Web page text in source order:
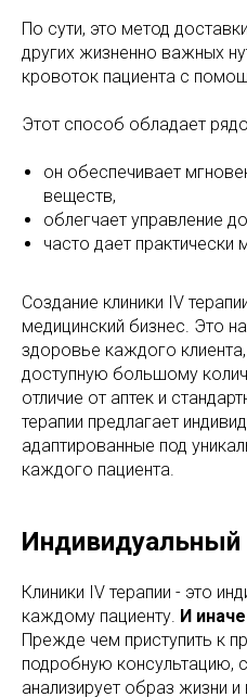
По сути, это метод
других жизненно важных
кровоток пациента с
Этот способ обладает
он обеспечивает
веществ,
облегчает управление
часто дает
Создание клиники IV
медицинский бизнес. Это
здоровье каждого
доступную большому
отличие от аптек и
терапии предлагает
адаптированные под
каждого пациента.
Индивидуальный
Клиники IV терапии - это
каждому пациенту. И
Прежде чем приступить к
подробную консультацию,
анализирует образ жизни